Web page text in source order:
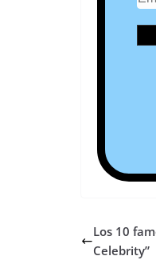
Los 10
Celebrity”